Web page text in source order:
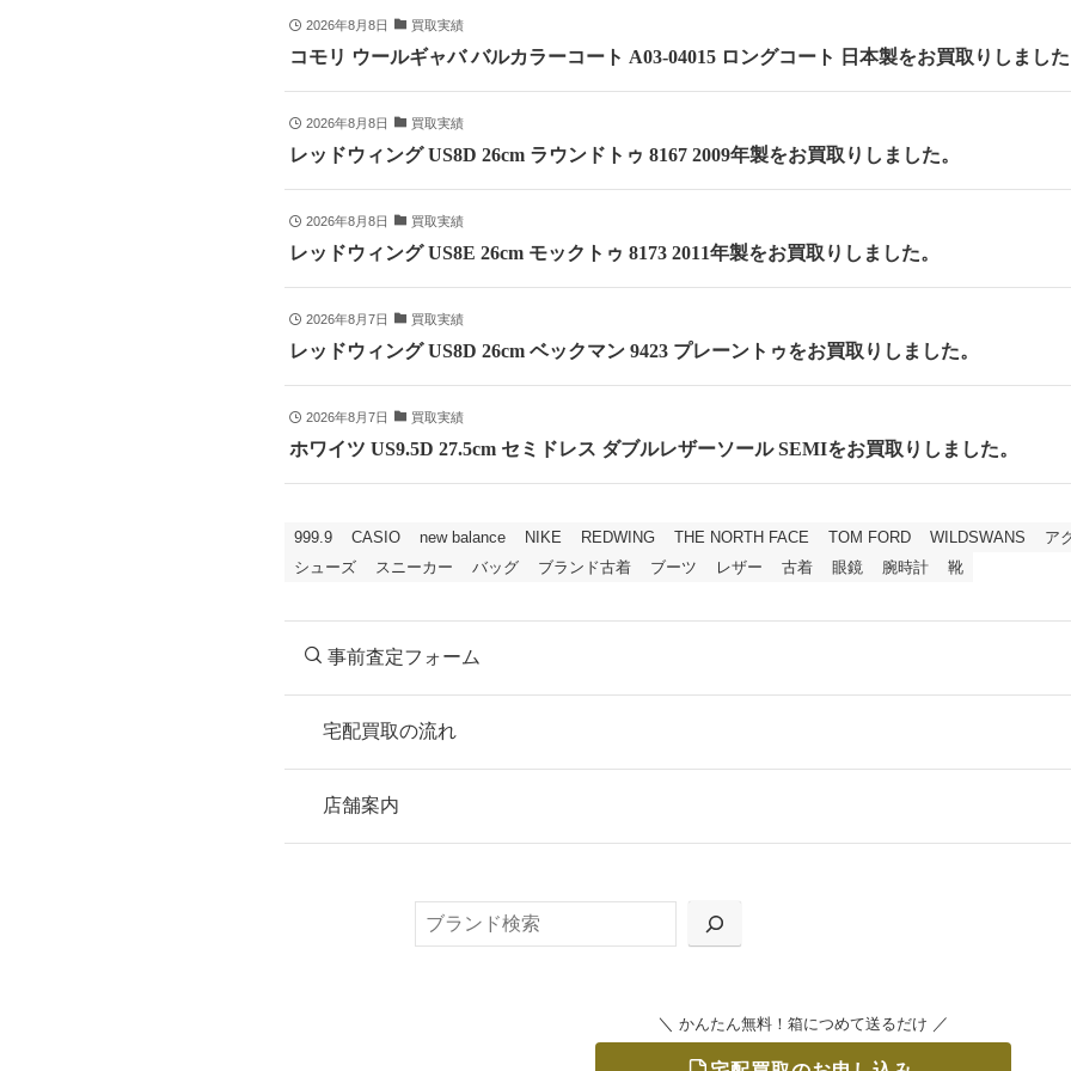
2026年8月8日 買取実績
コモリ ウールギャバ バルカラーコート A03-04015 ロングコート 日本製をお買取りしまし
2026年8月8日 買取実績
レッドウィング US8D 26cm ラウンドトゥ 8167 2009年製をお買取りしました。
2026年8月8日 買取実績
レッドウィング US8E 26cm モックトゥ 8173 2011年製をお買取りしました。
2026年8月7日 買取実績
レッドウィング US8D 26cm ベックマン 9423 プレーントゥをお買取りしました。
2026年8月7日 買取実績
ホワイツ US9.5D 27.5cm セミドレス ダブルレザーソール SEMIをお買取りしました。
999.9 CASIO new balance NIKE REDWING THE NORTH FACE TOM FORD WILDSWANS
ア
シューズ
スニーカー バッグ ブランド古着 ブーツ レザー 古着 眼鏡 腕時計 靴
事前査定フォーム
宅配買取の流れ
お申込み
または梱包材不要の「集荷申込」からお選びいただけます。
店舗案内
＼ かんたん無料！箱につめて送るだけ ／